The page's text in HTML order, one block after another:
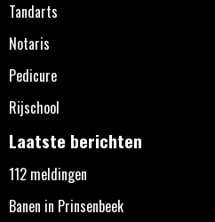
Tandarts
Notaris
Pedicure
Rijschool
Laatste berichten
112 meldingen
Banen in Prinsenbeek